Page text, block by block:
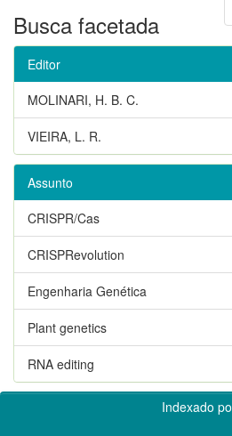
Busca facetada
Editor
MOLINARI, H. B. C.
VIEIRA, L. R.
Assunto
CRISPR/Cas
CRISPRevolution
Engenharia Genética
Plant genetics
RNA editing
Indexado